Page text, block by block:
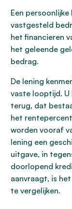
Een
vastgesteld
het financieren
het geleende
bedrag.
De lening
vaste looptijd. U
terug, dat
het
worden vooraf
lening een
uitgave, in
doorlopend
aanvraagt, is
te vergelijken.